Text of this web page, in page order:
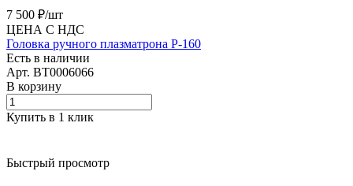
7 500 ₽/шт
ЦЕНА С НДС
Головка ручного плазматрона P-160
Есть в наличии
Арт. BT0006066
В корзину
Купить в 1 клик
Быстрый просмотр